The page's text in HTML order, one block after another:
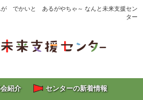
でかいと あるがやちゃ～ なんと未来支援セン
ター
紹介 センターの新着情報